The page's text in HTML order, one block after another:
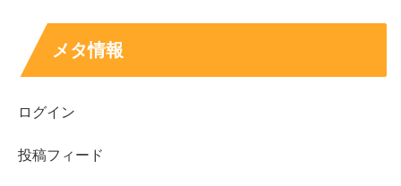
年収は公表がないため推測だが、条件次第で
バチェロレッテ4での言葉選びや雰囲気が気になった人
メタ情報
ログイン
投稿フィード